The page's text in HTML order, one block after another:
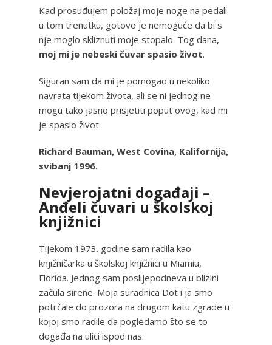
Kad prosuđujem položaj moje noge na pedali
u tom trenutku, gotovo je nemoguće da bi s
nje moglo skliznuti moje stopalo. Tog dana,
moj mi je nebeski čuvar spasio život.
Siguran sam da mi je pomogao u nekoliko
navrata tijekom života, ali se ni jednog ne
mogu tako jasno prisjetiti poput ovog, kad mi
je spasio život.
Richard Bauman, West Covina, Kalifornija,
svibanj 1996.
Nevjerojatni događaji –
Anđeli čuvari u školskoj
knjižnici
Tijekom 1973. godine sam radila kao
knjižničarka u školskoj knjižnici u Miamiu,
Florida. Jednog sam poslijepodneva u blizini
začula sirene. Moja suradnica Dot i ja smo
potrčale do prozora na drugom katu zgrade u
kojoj smo radile da pogledamo što se to
događa na ulici ispod nas.